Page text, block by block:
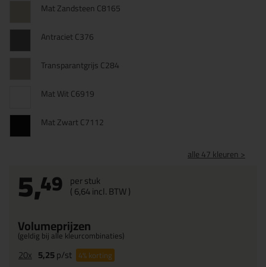
Mat Zandsteen C8165
Antraciet C376
Transparantgrijs C284
Mat Wit C6919
Mat Zwart C7112
alle 47 kleuren >
5,49 per stuk
(6,64incl. BTW )
Volumeprijzen
(geldig bij alle kleurcombinaties)
20x 5,25p/st 4%korting